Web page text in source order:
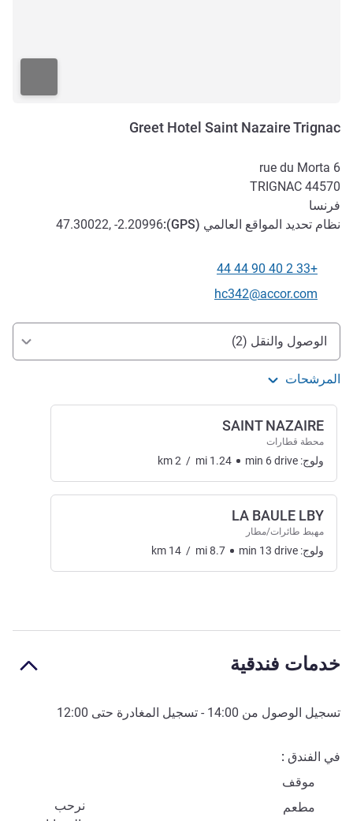
Greet Hotel Saint Nazaire Trignac
6 rue du Morta
44570
TRIGNAC
فرنسا
نظام تحديد المواقع العالمي (GPS
):
47.30022, -2.20996
الهاتف
+33 2 40 90 44 44
تواصل معنا عبر البريد الإلكتروني
hc342@accor.com
الوصول والتنقل
الوصول والنقل (2)
المرشحات
SAINT NAZAIRE
محطة قطارات
ولوج: km2 / mi 1.24 min 6drive
LA BAULE LBY
مهبط طائرات/مطار
ولوج: km 14 / mi8.7 min 13 drive
خدمات فندقية
تسجيل الوصول من 14:00 - تسجيل المغادرة حتى 12:00
في الفندق
موقف
نرحب
مطعم